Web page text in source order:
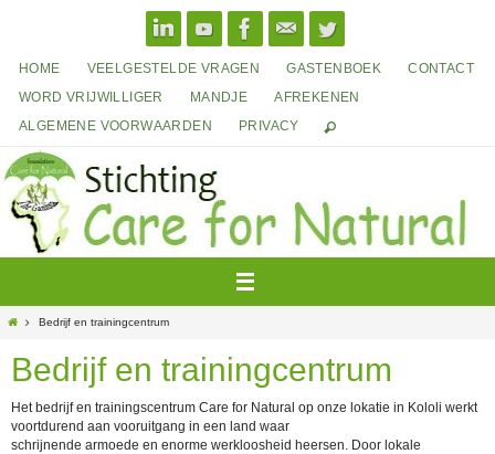
inhoudHOME VEELGESTELDE VRAGEN GASTENBOEK
CONTACT
WORD VRIJWILLIGER
MANDJE
AFREKENEN
ALGEMENE VOORWAARDEN
PRIVACY
HomeBedrijf en trainingcentrum
Bedrijf en trainingcentrum
Het bedrijf en trainingscentrum Care for Natural op onze lokatie in Kololi werkt
voortdurend aan vooruitgang in een land waar
schrijnende armoede en enorme werkloosheid heersen. Door lokale